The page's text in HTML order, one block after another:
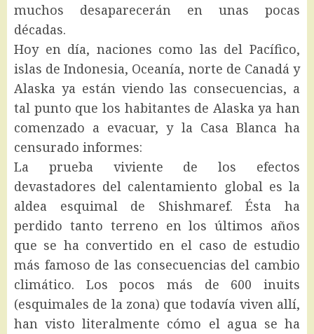
muchos desaparecerán en unas pocas
décadas.
Hoy en día, naciones como las del Pacífico,
islas de Indonesia, Oceanía, norte de Canadá y
Alaska ya están viendo las consecuencias, a
tal punto que los habitantes de Alaska ya han
comenzado a evacuar, y la Casa Blanca ha
censurado informes:
La prueba viviente de los efectos
devastadores del calentamiento global es la
aldea esquimal de Shishmaref. Ésta ha
perdido tanto terreno en los últimos años
que se ha convertido en el caso de estudio
más famoso de las consecuencias del cambio
climático. Los pocos más de 600 inuits
(esquimales de la zona) que todavía viven allí,
han visto literalmente cómo el agua se ha